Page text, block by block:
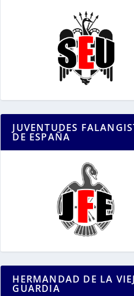
JUVENTUDES
DE ESPAÑA
HERMANDAD DE LA
GUARDIA